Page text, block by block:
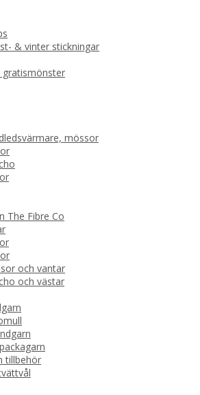
& vinter stickningar
gratismönster
mössor
The Fibre Co
och vantar
och västar
tillbehör